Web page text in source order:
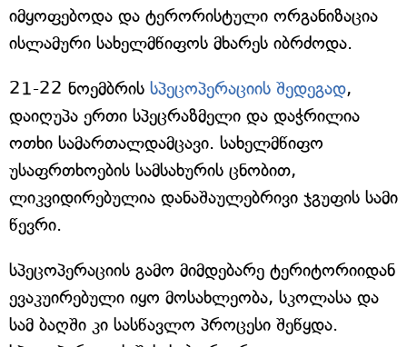
იმყოფებოდა და ტერორისტული ორგანიზაცია
ისლამური სახელმწიფოს მხარეს იბრძოდა.
21-22 ნოემბრის სპეცოპერაციის შედეგად,
დაიღუპა ერთი სპეცრაზმელი და დაჭრილია
ოთხი სამართალდამცავი. სახელმწიფო
უსაფრთხოების სამსახურის ცნობით,
ლიკვიდირებულია დანაშაულებრივი ჯგუფის სამი
წევრი.
სპეცოპერაციის გამო მიმდებარე ტერიტორიიდან
ევაკუირებული იყო მოსახლეობა, სკოლასა და
სამ ბაღში კი სასწავლო პროცესი შეწყდა.